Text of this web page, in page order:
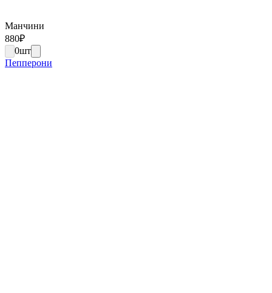
Манчини
880₽
0шт
Пепперони